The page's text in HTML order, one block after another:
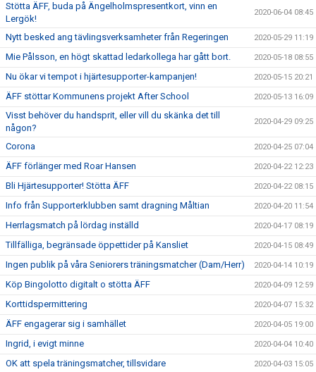
Stötta ÄFF, buda på Ängelholmspresentkort, vinn en
Lergök!
2020-06-04 08:45
Nytt besked ang tävlingsverksamheter från Regeringen 2020-05-29 11:19
Mie Pålsson, en högt skattad ledarkollega har gått bort. 2020-05-18 08:55
Nu ökar vi tempot i hjärtesupporter-kampanjen! 2020-05-15 20:21
ÄFF stöttar Kommunens projekt After School 2020-05-13 16:09
Visst behöver du handsprit, eller vill du skänka det till
någon?
2020-04-29 09:25
Corona 2020-04-25 07:04
ÄFF förlänger med Roar Hansen 2020-04-22 12:23
Bli Hjärtesupporter! Stötta ÄFF 2020-04-22 08:15
Info från Supporterklubben samt dragning Måltian 2020-04-20 11:54
Herrlagsmatch på lördag inställd 2020-04-17 08:19
Tillfälliga, begränsade öppettider på Kansliet 2020-04-15 08:49
Ingen publik på våra Seniorers träningsmatcher (Dam/Herr) 2020-04-14 10:19
Köp Bingolotto digitalt o stötta ÄFF 2020-04-09 12:59
Korttidspermittering 2020-04-07 15:32
ÄFF engagerar sig i samhället 2020-04-05 19:00
Ingrid, i evigt minne 2020-04-04 10:40
OK att spela träningsmatcher, tillsvidare 2020-04-03 15:05